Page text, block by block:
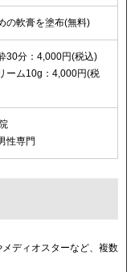
の軟膏を塗布(無料)
30分：4,000円(税込)
ーム10g：4,000円(税
性専門
ディオスターなど、複数